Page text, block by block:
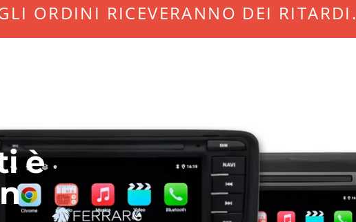
è
ORDINI RICEVERANNO DEI RITARDI.